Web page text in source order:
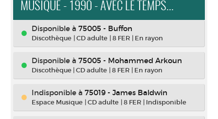
MUSIQUE - 1990 - AVEC LE TEMPS...
Disponible à 75005 - Buffon
Discothèque |CD adulte |8 FER | En rayon
Disponible à 75005 - Mohammed Arkoun
Discothèque |CD adulte |8 FER | En rayon
Indisponible à 75019 - James Baldwin
Espace Musique |CD adulte |8 FER | Indisponible